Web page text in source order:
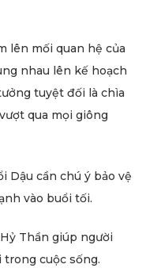
lên mối quan hệ của
nhau lên kế hoạch
tuyệt đối là chìa
qua mọi giông
Dậu cần chú ý bảo vệ
vào buổi tối.
Thần giúp người
cuộc sống.